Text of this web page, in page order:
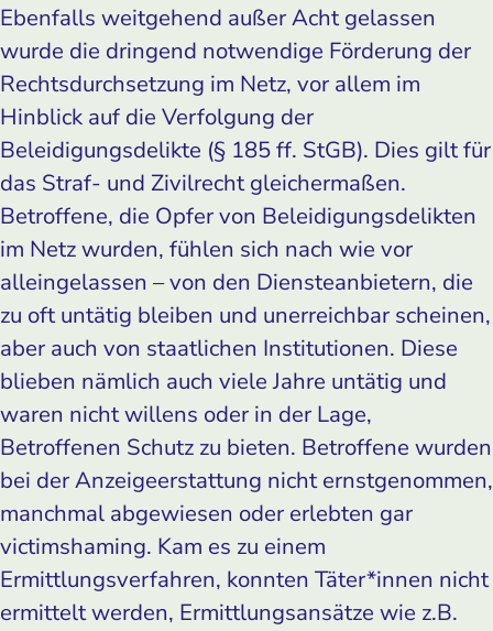
Ebenfalls weitgehend außer Acht gelassen
wurde die dringend notwendige Förderung der
Rechtsdurchsetzung im Netz, vor allem im
Hinblick auf die Verfolgung der
Beleidigungsdelikte (§ 185 ff. StGB). Dies gilt für
das Straf- und Zivilrecht gleichermaßen.
Betroffene, die Opfer von Beleidigungsdelikten
im Netz wurden, fühlen sich nach wie vor
alleingelassen – von den Diensteanbietern, die
zu oft untätig bleiben und unerreichbar scheinen,
aber auch von staatlichen Institutionen. Diese
blieben nämlich auch viele Jahre untätig und
waren nicht willens oder in der Lage,
Betroffenen Schutz zu bieten. Betroffene wurden
bei der Anzeigeerstattung nicht ernstgenommen,
manchmal abgewiesen oder erlebten gar
victimshaming. Kam es zu einem
Ermittlungsverfahren, konnten Täter*innen nicht
ermittelt werden, Ermittlungsansätze wie z.B.